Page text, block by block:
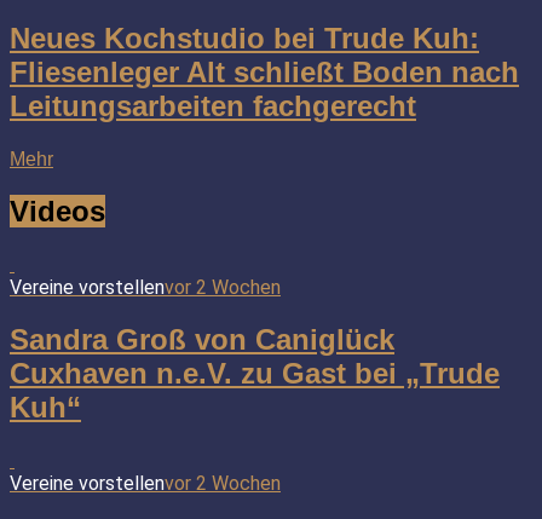
Neues Kochstudio bei Trude Kuh:
Fliesenleger Alt schließt Boden nach
Leitungsarbeiten fachgerecht
Mehr
Videos
Vereine vorstellenvor 2 Wochen
Sandra Groß von Caniglück
Cuxhaven n.e.V. zu Gast bei „Trude
Kuh“
Vereine vorstellenvor 2 Wochen